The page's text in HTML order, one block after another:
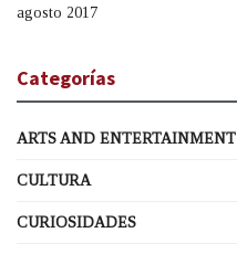
agosto 2017
Categorías
ARTS AND ENTERTAINMENT
CULTURA
CURIOSIDADES